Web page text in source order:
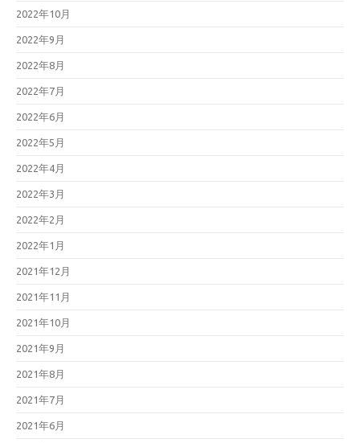
2022年10月
2022年9月
2022年8月
2022年7月
2022年6月
2022年5月
2022年4月
2022年3月
2022年2月
2022年1月
2021年12月
2021年11月
2021年10月
2021年9月
2021年8月
2021年7月
2021年6月